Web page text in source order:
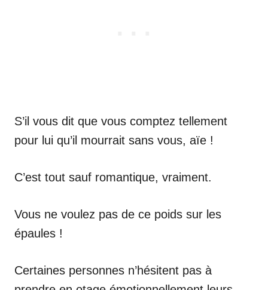
S’il vous dit que vous comptez tellement
pour lui qu’il mourrait sans vous, aïe !
C’est tout sauf romantique, vraiment.
Vous ne voulez pas de ce poids sur les
épaules !
Certaines personnes n’hésitent pas à